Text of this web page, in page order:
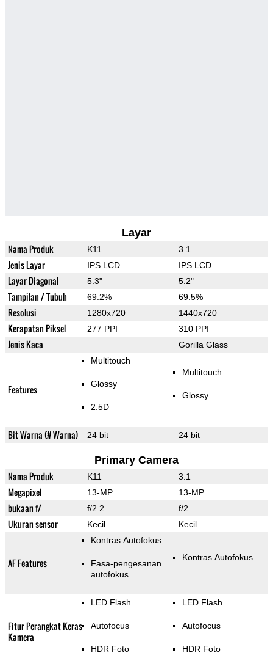
Layar
Nama Produk K11 3.1
Jenis Layar IPS LCD IPS LCD
Layar Diagonal 5.3" 5.2"
Tampilan / Tubuh 69.2% 69.5%
Resolusi 1280x720 1440x720
Kerapatan Piksel 277 PPI 310 PPI
Jenis Kaca Gorilla Glass
Features
Multitouch
Glossy
2.5D
Multitouch
Glossy
Bit Warna (# Warna) 24 bit 24 bit
Primary Camera
Nama Produk K11 3.1
Megapixel 13-MP 13-MP
bukaan f/ f/2.2 f/2
Ukuran sensor Kecil Kecil
AF Features
Kontras Autofokus
Fasa-pengesanan
autofokus
Kontras Autofokus
Fitur Perangkat Keras
Kamera
LED Flash
Autofocus
HDR Foto
LED Flash
Autofocus
HDR Foto